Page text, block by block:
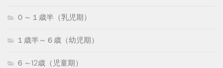
０～１歳半（乳児期）
１歳半～６歳（幼児期）
６～12歳（児童期）